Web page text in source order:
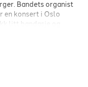
Bandets organist
en konsert i Oslo
litt bandasje og
Gitaristen i Teenage
han rangerte
bowling" i
I større